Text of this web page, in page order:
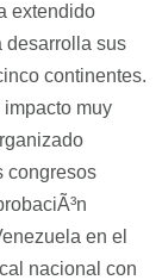
extendido
desarrolla sus
continentes.
muy
congresos
en el
nacional con